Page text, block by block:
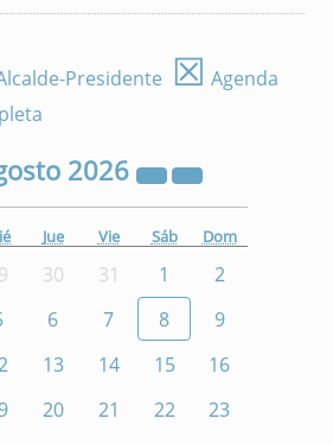
Presidente ☒ Agenda
2026
Jue Vie Sáb Dom
30 31 1
2
6 7 8
9
13 14 15
16
20 21 22
23